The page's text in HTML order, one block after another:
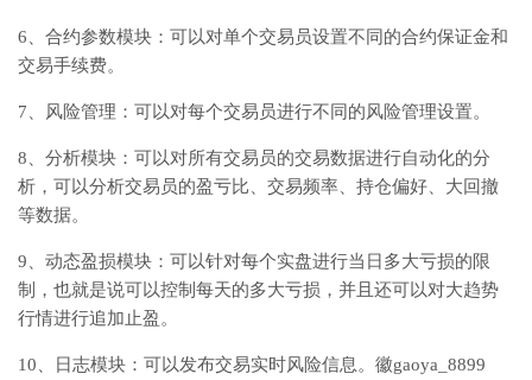
6、合约参数模块：可以对单个交易员设置不同的合约保证金和
交易手续费。
7、风险管理：可以对每个交易员进行不同的风险管理设置。
8、分析模块：可以对所有交易员的交易数据进行自动化的分
析，可以分析交易员的盈亏比、交易频率、持仓偏好、大回撤
等数据。
9、动态盈损模块：可以针对每个实盘进行当日多大亏损的限
制，也就是说可以控制每天的多大亏损，并且还可以对大趋势
行情进行追加止盈。
10、日志模块：可以发布交易实时风险信息。徽gaoya_8899